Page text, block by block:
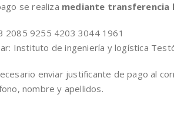
se realiza mediante transferencia
2085 9255 4203 3044 1961
Instituto de ingeniería y logística
enviar justificante de pago al
nombre y apellidos.